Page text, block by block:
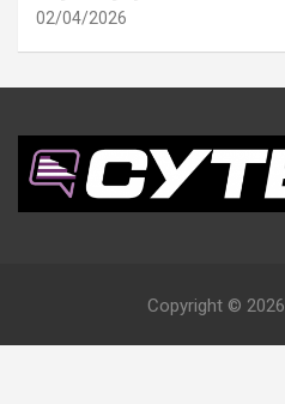
02/04/2026
Copyright © 2026